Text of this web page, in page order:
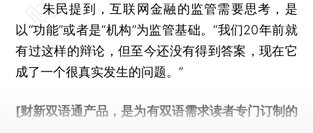
朱民提到，互联网金融的监管需要思考，是
以“功能”或者是“机构”为监管基础。“我们20年前就
有过这样的辩论，但至今还没有得到答案，现在它
成了一个很真实发生的问题。”
[财新双语通产品，是为有双语需求读者专门订制的